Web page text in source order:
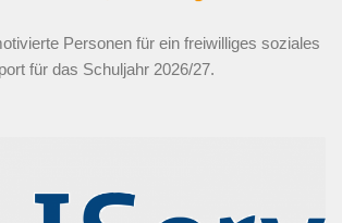
Personen für ein freiwilliges soziales
für das Schuljahr 2026/27.